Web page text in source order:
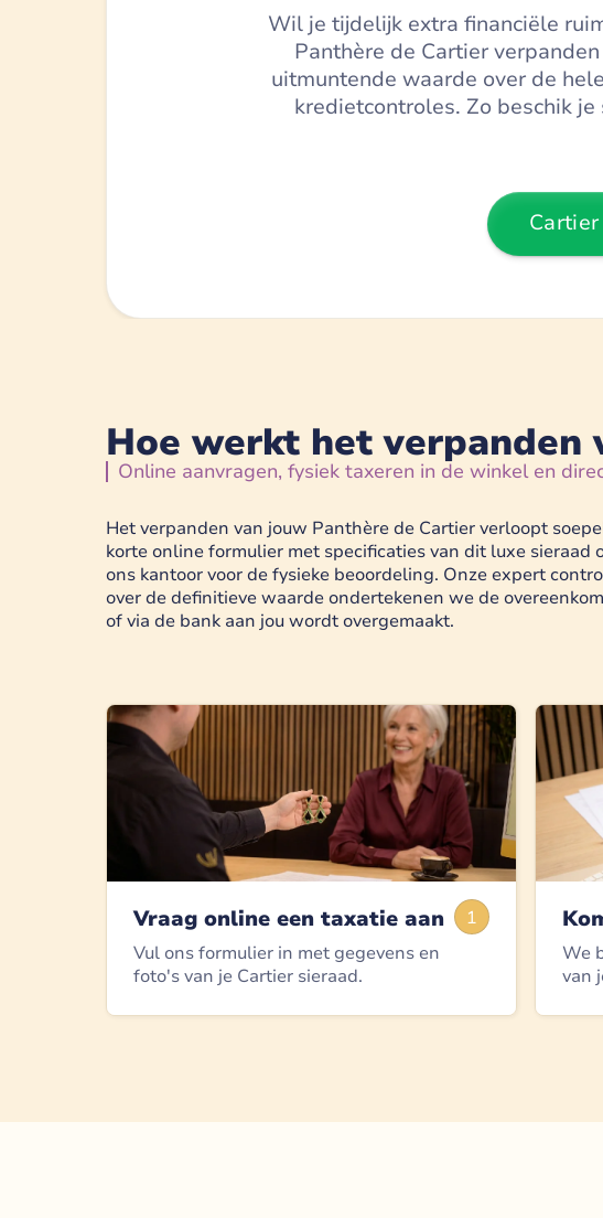
Wil je tijdelijk extra financiële
Panthère de Cartier
uitmuntende waarde over de
kredietcontroles. Zo beschik
Hoe werkt het verpanden
Online aanvragen, fysiek taxeren in de winkel en
Het verpanden van jouw Panthère de Cartier verloopt
korte online formulier met specificaties van dit luxe
ons kantoor voor de fysieke beoordeling. Onze expert
over de definitieve waarde ondertekenen we de
of via de bank aan jou wordt overgemaakt.
1
Vraag online een taxatie aan
Vul ons formulier in met gegevens en
foto's van je Cartier sieraad.
We
van